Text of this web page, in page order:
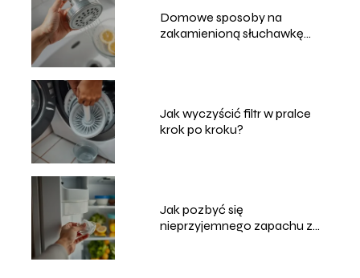
Domowe sposoby na
zakamienioną słuchawkę
Jak wyczyścić filtr w pralce
krok po kroku?
Jak pozbyć się
nieprzyjemnego zapachu z